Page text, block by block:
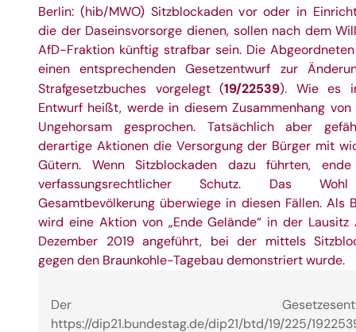
Berlin: (hib/MWO) Sitzblockaden vor oder in
die der Daseinsvorsorge dienen, sollen nach dem
AfD-Fraktion künftig strafbar sein. Die
einen entsprechenden Gesetzentwurf zur
Strafgesetzbuches vorgelegt (19/22539). Wie es
Entwurf heißt, werde in diesem Zusammenhang von
Ungehorsam gesprochen. Tatsächlich aber
derartige Aktionen die Versorgung der Bürger mit
Gütern. Wenn Sitzblockaden dazu führten,
verfassungsrechtlicher Schutz. Das
Gesamtbevölkerung überwiege in diesen Fällen. Als
wird eine Aktion von „Ende Gelände“ in der Lausitz
Dezember 2019 angeführt, bei der mittels
gegen den Braunkohle-Tagebau demonstriert wurde.
Der
https://dip21.bundestag.de/dip21/btd/19/225/